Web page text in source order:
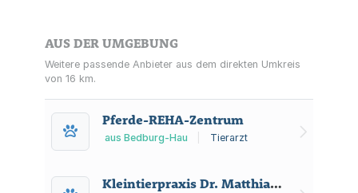
AUS DER UMGEBUNG
Weitere passende Anbieter aus dem direkten Umkreis
von 16 km.
Pferde-REHA-Zentrum
aus Bedburg-Hau Tierarzt
Kleintierpraxis Dr. Matthias Völzke